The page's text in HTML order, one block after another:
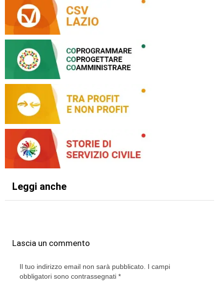
Leggi anche
Lascia un commento
Il tuo indirizzo email non sarà pubblicato. I campi
obbligatori sono contrassegnati *